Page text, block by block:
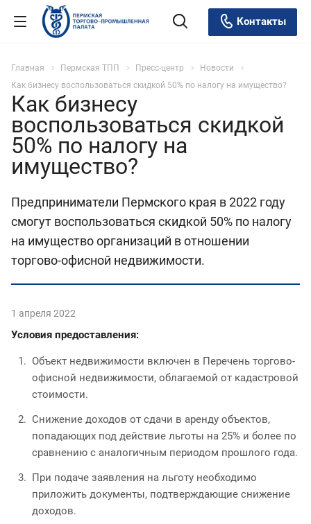
Контакты
Главная Пермская ТПП Пресс-центр
Новости
Как бизнесу воспользоваться скидкой 50% по налогу на имущество?
Как бизнесу
воспользоваться скидкой
50% по налогу на
имущество?
Предприниматели Пермского края в 2022 году
смогут воспользоваться скидкой 50% по налогу
на имущество организаций в отношении
торгово-офисной недвижимости.
1 апреля 2022
Условия предоставления:
Объект недвижимости включен в Перечень торгово-
офисной недвижимости, облагаемой от кадастровой
стоимости.
Снижение доходов от сдачи в аренду объектов,
попадающих под действие льготы на 25% и более по
сравнению с аналогичным периодом прошлого года.
При подаче заявления на льготу необходимо
приложить документы, подтверждающие снижение
доходов.